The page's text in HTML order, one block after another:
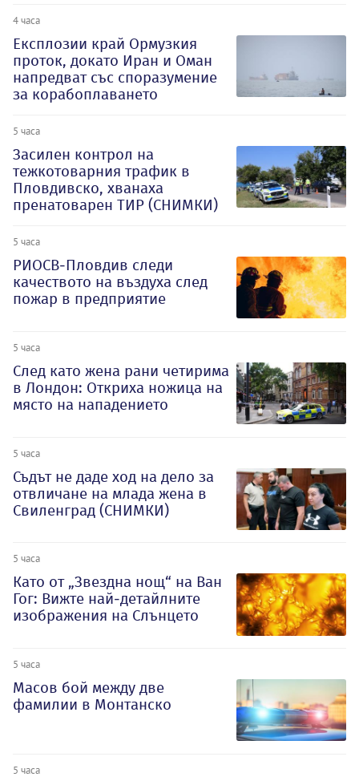
4 часа
Експлозии край Ормузкия
проток, докато Иран и Оман
напредват със споразумение
за корабоплаването
5 часа
Засилен контрол на
тежкотоварния трафик в
Пловдивско, хванаха
пренатоварен ТИР (СНИМКИ)
5 часа
РИОСВ-Пловдив следи
качеството на въздуха след
пожар в предприятие
5 часа
След като жена рани четирима
в Лондон: Откриха ножица на
място на нападението
5 часа
Съдът не даде ход на дело за
отвличане на млада жена в
Свиленград (СНИМКИ)
5 часа
Като от „Звездна нощ“ на Ван
Гог: Вижте най-детайлните
изображения на Слънцето
5 часа
Масов бой между две
фамилии в Монтанско
5 часа